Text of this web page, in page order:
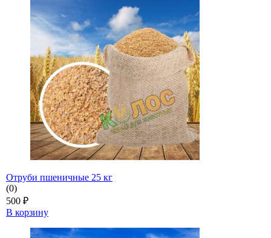
Отруби пшеничные 25 кг
(0)
500 ₽
В корзину